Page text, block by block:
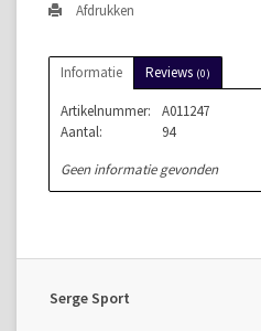
Afdrukken
Informatie Reviews (0)
Artikelnummer:
A011247
Aantal:
94
Geen informatie gevonden
Serge Sport